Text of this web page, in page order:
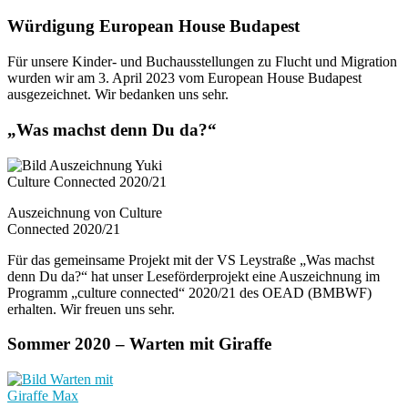
Würdigung European House Budapest
Für unsere Kinder- und Buchausstellungen zu Flucht und Migration
wurden wir am 3. April 2023 vom European House Budapest
ausgezeichnet. Wir bedanken uns sehr.
„Was machst denn Du da?“
Auszeichnung von Culture
Connected 2020/21
Für das gemeinsame Projekt mit der VS Leystraße „Was machst
denn Du da?“ hat unser Leseförderprojekt eine Auszeichnung im
Programm „culture connected“ 2020/21 des OEAD (BMBWF)
erhalten. Wir freuen uns sehr.
Sommer 2020 – Warten mit Giraffe